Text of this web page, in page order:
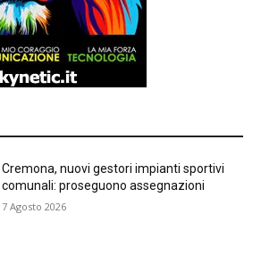
Cremona, nuovi gestori impianti sportivi
comunali: proseguono assegnazioni
7 Agosto 2026